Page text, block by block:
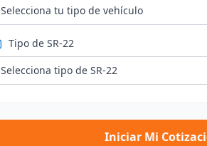
Selecciona tu tipo de vehículo
Tipo de SR-22
Selecciona tipo de SR-22
Iniciar Mi